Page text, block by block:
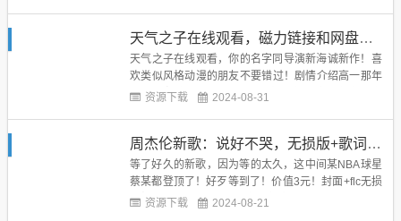
天气之子在线观看，磁力链接和网盘链接
天气之子在线观看，你的名字同导演新海诚新作！喜
欢类似风格动漫的朋友不要错过！剧情介绍高一那年
夏天，帆高（醍醐虎汰朗配音）离开位在离岛的家
版社担任写手。不久，东京开始下起连日大雨，仿佛
暗示着帆高不顺遂的未来，在...
资源下载 2024-08-31
周杰伦新歌：说好不哭，无损版+歌词+MV网盘下载
等了好久的新歌，因为等的太久，这中间某NBA球星
蔡某都登顶了！好歹等到了！价值3元！封面+flc无损
+歌词+MV下载地址：百度网盘 提取码：无...
资源下载 2024-08-21